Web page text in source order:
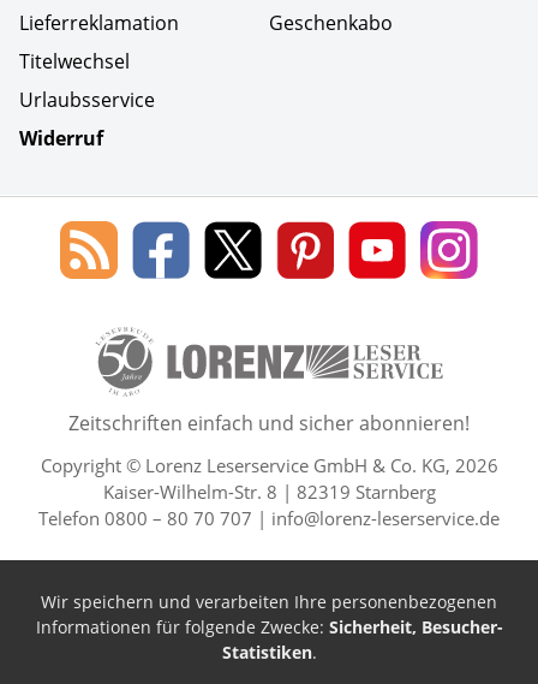
Lieferreklamation
Titelwechsel
Urlaubsservice
Widerruf
Geschenkabo
Social Media
Blog
des
Leserservice
Lorenz
Leserservice
Lorenz
Leserservice
Lorenz
Leserservice
Lorenz
Leserservice
Lorenz
50 Lesefreude im Abo Jahre
Zeitschriften einfach und sicher abonnieren!
Copyright © Lorenz Leserservice GmbH & Co. KG, 2026
Kaiser-Wilhelm-Str. 8 | 82319 Starnberg
Telefon 0800 – 80 70 707 | info@lorenz-leserservice.de
Wir speichern und verarbeiten Ihre personenbezogenen
Informationen für folgende Zwecke: Sicherheit, Besucher-
Statistiken.